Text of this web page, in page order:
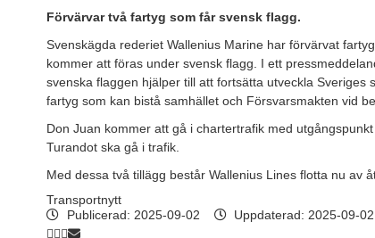
Förvärvar två fartyg som får svensk flagg.
Svenskägda rederiet Wallenius Marine har förvärvat
kommer att föras under svensk flagg. I ett
svenska flaggen hjälper till att fortsätta utveckla Sveriges
fartyg som kan bistå samhället och Försvarsmakten vid
Don Juan kommer att gå i chartertrafik med
Turandot ska gå i trafik.
Med dessa två tillägg består Wallenius Lines flotta nu av
Transportnytt
Publicerad: 2025-09-02 Uppdaterad: 2025-09-02